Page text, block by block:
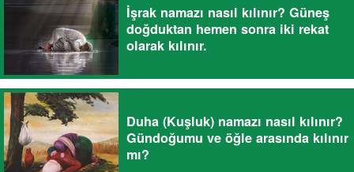
İşrak namazı nasıl kılınır? Güneş
doğduktan hemen sonra iki rekat
olarak kılınır.
Duha (Kuşluk) namazı nasıl kılınır?
Gündoğumu ve öğle arasında kılınır
mı?